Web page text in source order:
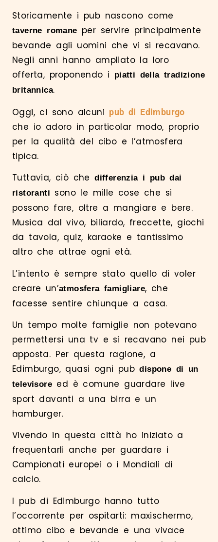
Storicamente i pub nascono come
taverne romane per servire principalmente
bevande agli uomini che vi si recavano.
Negli anni hanno ampliato la loro
offerta, proponendo i
piatti della tradizione
britannica.
Oggi, ci sono alcuni pub di Edimburgo
che io adoro in particolar modo, proprio
per la qualità del cibo e l’atmosfera
tipica.
Tuttavia, ciò chedifferenzia i pub dai
ristoranti sono le mille cose che si
possono fare, oltre a mangiare e bere.
Musica dal vivo, biliardo, freccette, giochi
da tavola, quiz, karaoke e tantissimo
altro che attrae ogni età.
L’intento è sempre stato quello di voler
creare un’atmosfera famigliare, che
facesse sentire chiunque a casa.
Un tempo molte famiglie non potevano
permettersi una tv e si recavano nei pub
apposta. Per questa ragione, a
Edimburgo, quasi ogni pubdispone di un
televisore ed è comune guardare live
sport davanti a una birra e un
hamburger.
Vivendo in questa città ho iniziato a
frequentarli anche per guardare i
Campionati europei o i Mondiali di
calcio.
I pub di Edimburgo hanno tutto
l’occorrente per ospitarti: maxischermo,
ottimo cibo e bevande e una vivace